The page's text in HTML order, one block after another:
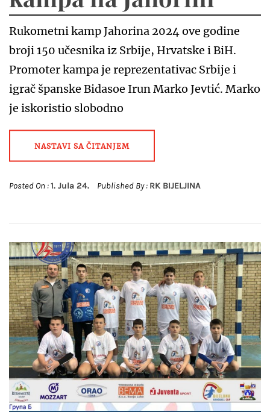
Rukometni kamp Jahorina 2024 ove godine
broji 150 učesnika iz Srbije, Hrvatske i BiH.
Promoter kampa je reprezentativac Srbije i
igrač španske Bidasoe Irun Marko Jevtić. Marko
je iskoristio slobodno
NASTAVI SA ČITANJEM
Posted On :1. Jula 24. Published By : RK BIJELJINA